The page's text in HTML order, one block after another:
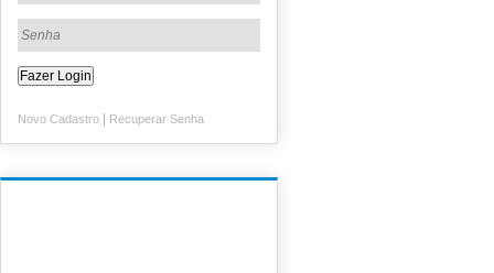
Novo Cadastro Recuperar Senha